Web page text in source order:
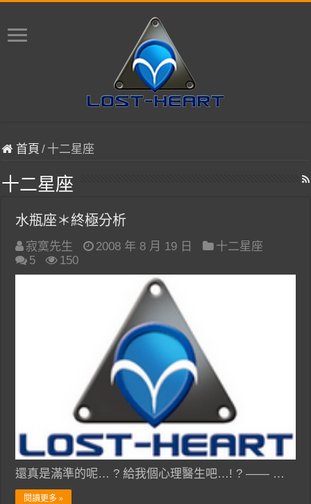
首頁 / 十二星座
十二星座
水瓶座＊終極分析
寂寞先生 2008 年 8 月 19 日
十二星座
5
150
還真是滿準的呢… ? 給我個心理醫生吧…! ? —— …
閱讀更多 »